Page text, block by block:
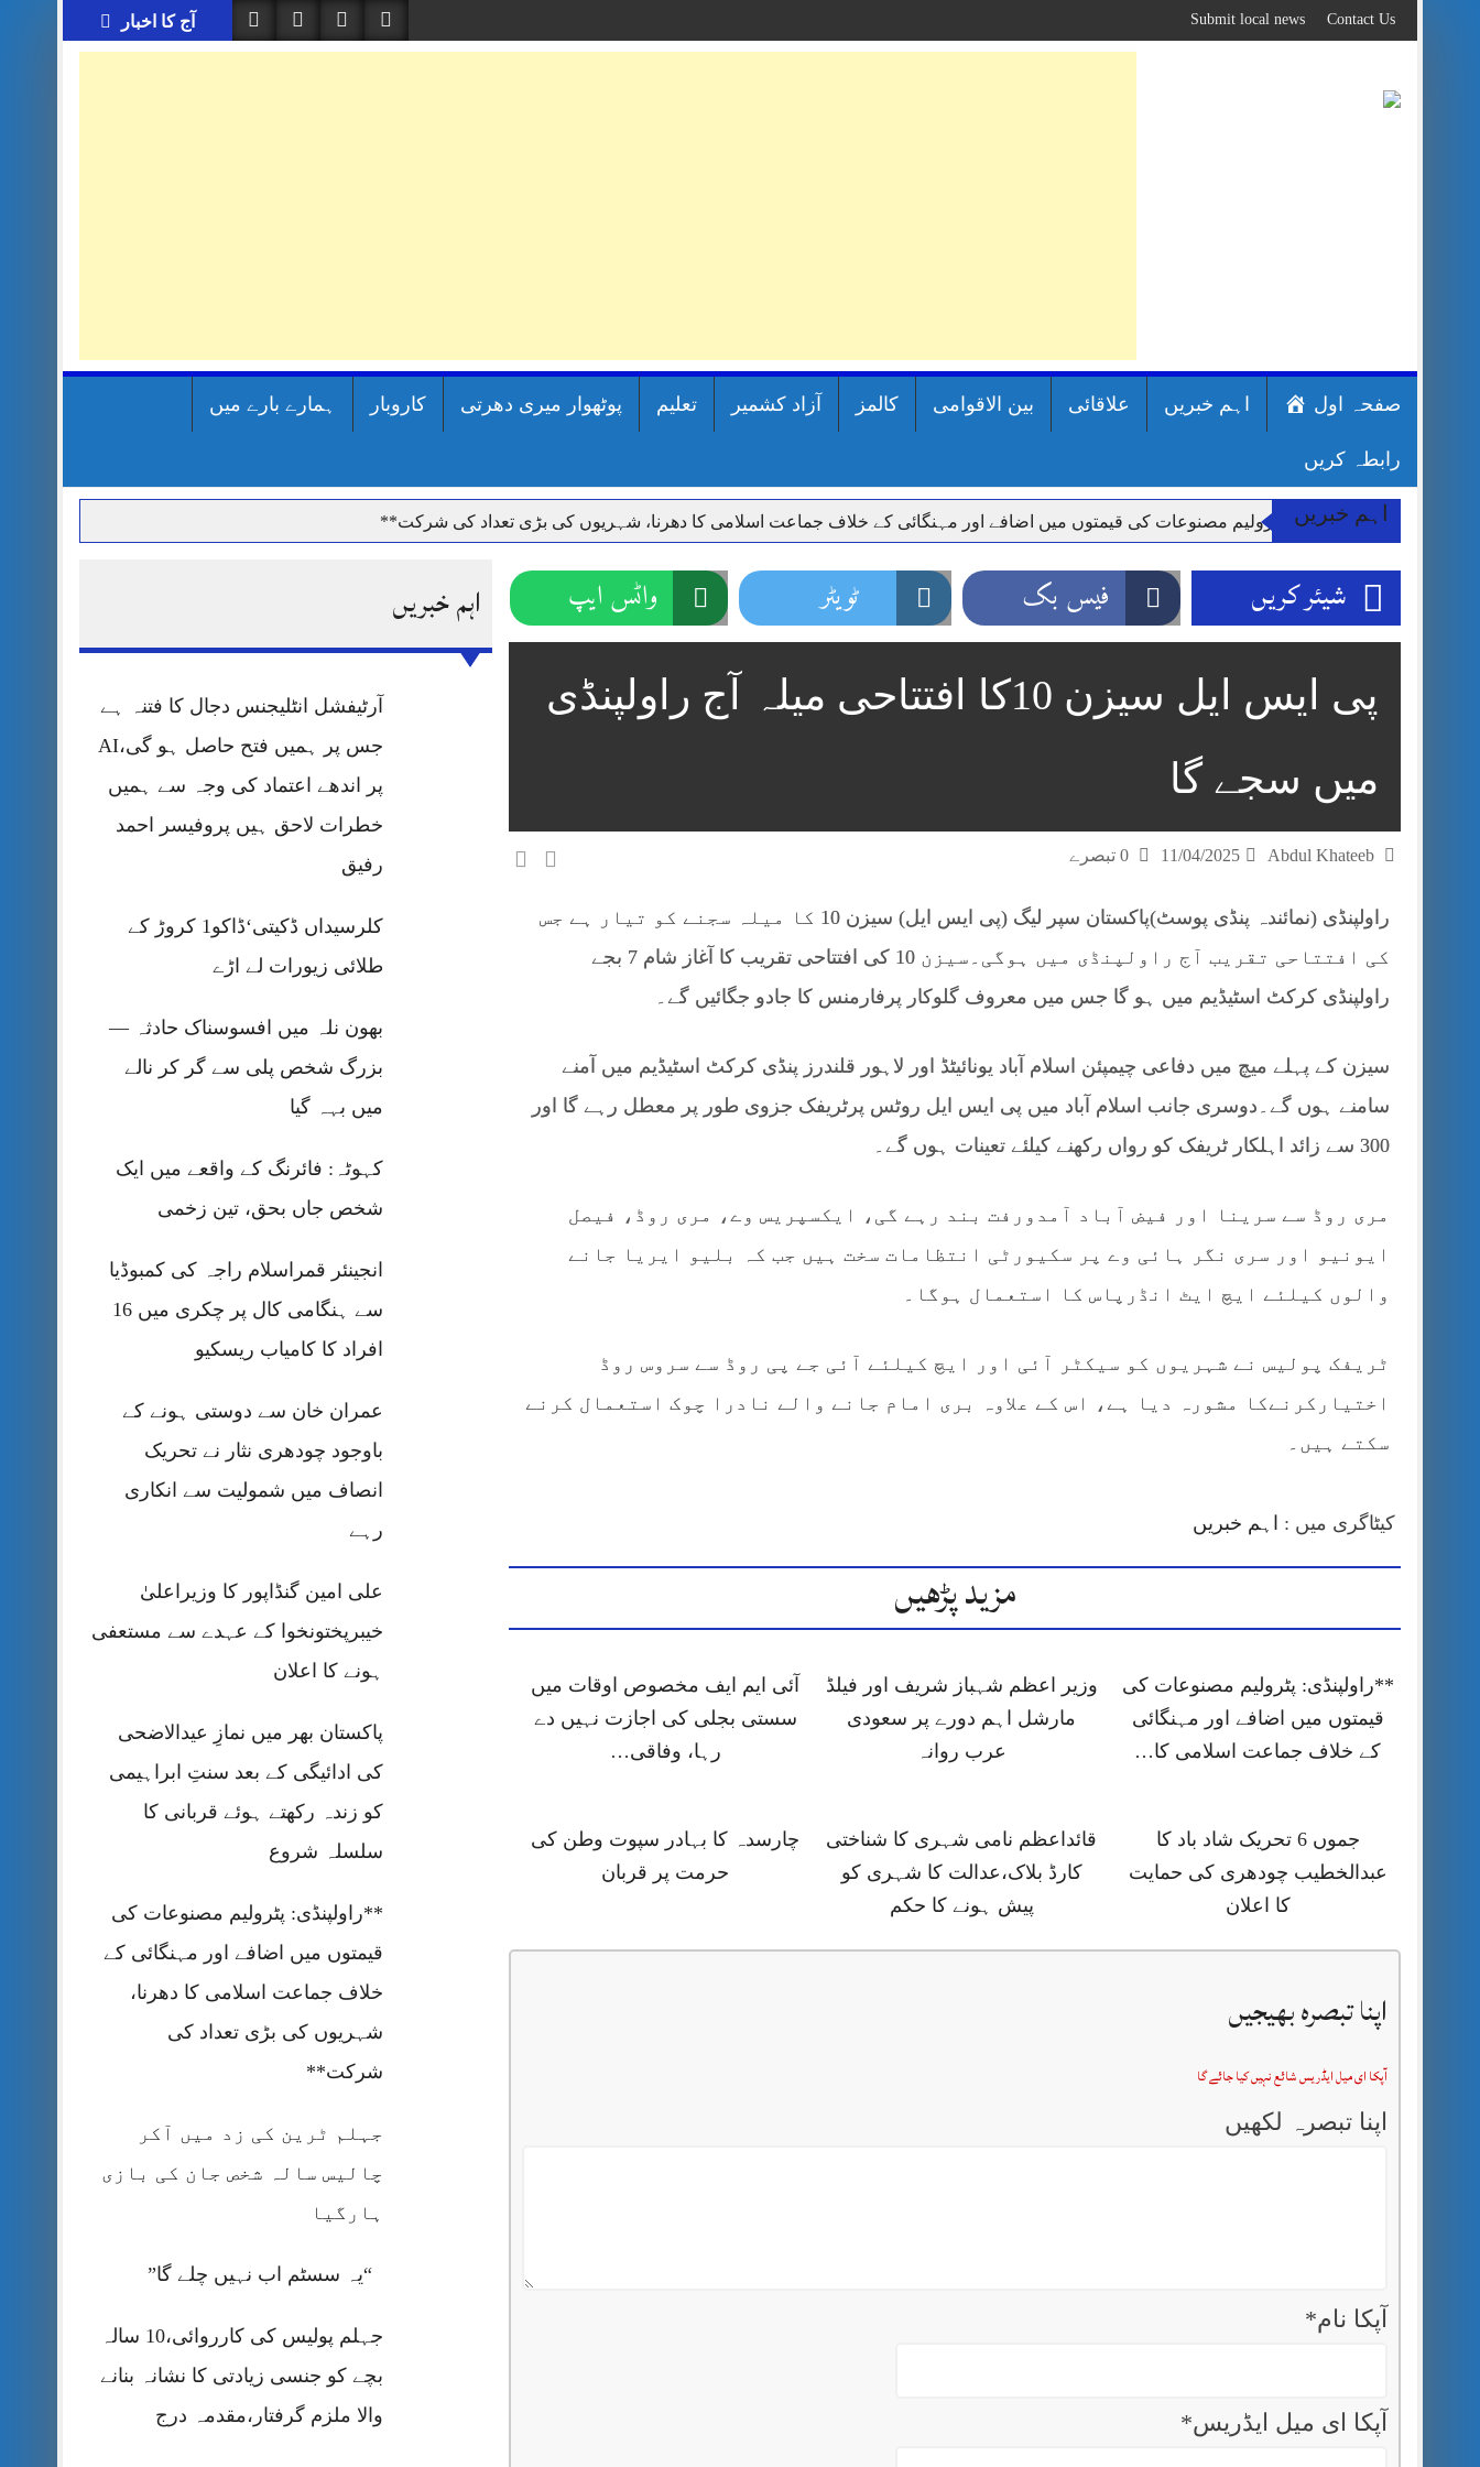
to
content
آج کا اخبار Contact Us
Submit local news
صفحہ اول اہم خبریں علاقائی بین الاقوامی کالمز آزاد کشمیر تعلیم پوٹھوار میری دھرتی کاروبار ہمارے بارے میں
رابطہ کریں
اہم خبریں
**راولپنڈی: پٹرولیم مصنوعات کی قیمتوں میں اضافے اور مہنگائی کے خلاف جماعت اسلامی کا دھرنا، شہریوں کی بڑی تعداد کی شرکت**
آئی ایم ایف مخصوص اوقات میں سستی بجلی کی اجازت نہیں دے رہا، وفاقی وزیر توانائی اویس لغاری
قائداعظم نامی شہری کا شناختی کارڈ بلاک،عدالت کا شہری کو پیش ہونے کا حکم
چارسدہ کا بہادر سپوت وطن کی حرمت پر قربان
اسلام آباد میں غیرملکی وفود کی آمد کے موقع پر ڈیوٹی سے غائب پولیس اہلکاروں کیخلاف سخت ایکشن، 2 اے ایس آئی سمیت 12 اہلکاروں کو نوکری سے فارغ کردیا گیا۔
مون سون بارشیں، لینڈ سلائیڈنگ اور کوٹلی ستیاں کے نظر انداز متاثرین
اسسٹنٹ کمشنر کلرسیداں سیدہ زینب حسین کی پریس کانفرنس
اہم خبریں
آرٹیفشل انٹلیجنس دجال کا فتنہ ہے
جس پر ہمیں فتح حاصل ہو گی،AI
پر اندھے اعتماد کی وجہ سے ہمیں
خطرات لاحق ہیں پروفیسر احمد
رفیق
کلرسیداں ڈکیتی‘ڈاکو1 کروڑ کے
طلائی زیورات لے اڑے
بھون نلہ میں افسوسناک حادثہ —
بزرگ شخص پلی سے گر کر نالے
میں بہہ گیا
کہوٹہ: فائرنگ کے واقعے میں ایک
شخص جاں بحق، تین زخمی
انجینئر قمراسلام راجہ کی کمبوڈیا
سے ہنگامی کال پر چکری میں 16
افراد کا کامیاب ریسکیو
عمران خان سے دوستی ہونے کے
باوجود چودھری نثار نے تحریک
انصاف میں شمولیت سے انکاری
رہے
علی امین گنڈاپور کا وزیراعلیٰ
خیبرپختونخوا کے عہدے سے مستعفی
ہونے کا اعلان
پاکستان بھر میں نمازِ عیدالاضحی
کی ادائیگی کے بعد سنتِ ابراہیمی
کو زندہ رکھتے ہوئے قربانی کا
سلسلہ شروع
**راولپنڈی: پٹرولیم مصنوعات کی
قیمتوں میں اضافے اور مہنگائی کے
خلاف جماعت اسلامی کا دھرنا،
شہریوں کی بڑی تعداد کی
شرکت**
جہلم ٹرین کی زد میں آکر
چالیس سالہ شخص جان کی بازی
ہارگیا
“یہ سسٹم اب نہیں چلے گا”
جہلم پولیس کی کارروائی،10 سالہ
بچے کو جنسی زیادتی کا نشانہ بنانے
والا ملزم گرفتار،مقدمہ درج
شیئر کریں فیس بک ٹویٹر واٹس ایپ
پی ایس ایل سیزن 10کا افتتاحی میلہ آج راولپنڈی
میں سجے گا
Abdul Khateeb
11/04/2025
راولپنڈی (نمائندہ پنڈی پوسٹ)پاکستان سپر لیگ (پی ایس ایل) سیزن 10 کا میلہ سجنے کو تیار ہے جس
کی افتتاحی تقریب آج راولپنڈی میں ہوگی۔سیزن 10 کی افتتاحی تقریب کا آغاز شام 7 بجے
راولپنڈی کرکٹ اسٹیڈیم میں ہو گا جس میں معروف گلوکار پرفارمنس کا جادو جگائیں گے۔
سیزن کے پہلے میچ میں دفاعی چیمپئن اسلام آباد یونائیٹڈ اور لاہور قلندرز پنڈی کرکٹ اسٹیڈیم میں آمنے
سامنے ہوں گے۔دوسری جانب اسلام آباد میں پی ایس ایل روٹس پرٹریفک جزوی طور پر معطل رہے گا اور
300 سے زائد اہلکار ٹریفک کو رواں رکھنے کیلئے تعینات ہوں گے۔
مری روڈ سے سرینا اور فیض آباد آمدورفت بند رہے گی، ایکسپریس وے، مری روڈ، فیصل
ایونیو اور سری نگر ہائی وے پر سکیورٹی انتظامات سخت ہیں جب کہ بلیو ایریا جانے
والوں کیلئے ایچ ایٹ انڈرپاس کا استعمال ہوگا۔
ٹریفک پولیس نے شہریوں کو سیکٹر آئی اور ایچ کیلئے آئی جے پی روڈ سے سروس روڈ
اختیارکرنےکا مشورہ دیا ہے، اس کے علاوہ بری امام جانے والے نادرا چوک استعمال کرنے
سکتے ہیں۔
کیٹاگری میں : اہم خبریں
مزید پڑھیں
**راولپنڈی: پٹرولیم مصنوعات کی
قیمتوں میں اضافے اور مہنگائی
کے خلاف جماعت اسلامی کا…
وزیر اعظم شہباز شریف اور فیلڈ
مارشل اہم دورے پر سعودی
عرب روانہ
آئی ایم ایف مخصوص اوقات میں
سستی بجلی کی اجازت نہیں دے
رہا، وفاقی…
جموں 6 تحریک شاد باد کا
عبدالخطیب چودھری کی حمایت
کا اعلان
قائداعظم نامی شہری کا شناختی
کارڈ بلاک،عدالت کا شہری کو
پیش ہونے کا حکم
چارسدہ کا بہادر سپوت وطن کی
حرمت پر قربان
اپنا تبصرہ بھیجیں
آپکا ای میل ایڈریس شائع نہیں کیا جائے گا
اپنا تبصرہ لکھیں
آپکا نام*
آپکا ای میل ایڈریس*